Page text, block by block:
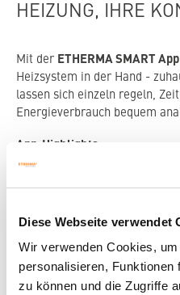
Diese Webseite verwendet
Wir verwenden Cookies,
personalisieren, Funktionen
zu können und die Zugriffe
HEIZUNG, IHRE
Mit der ETHERMA SMART App
Heizsystem in der Hand -
lassen sich einzeln regeln,
Energieverbrauch bequem
App-Highlights:
Urlaubsmodus &
Kostenlos für iOS & Android